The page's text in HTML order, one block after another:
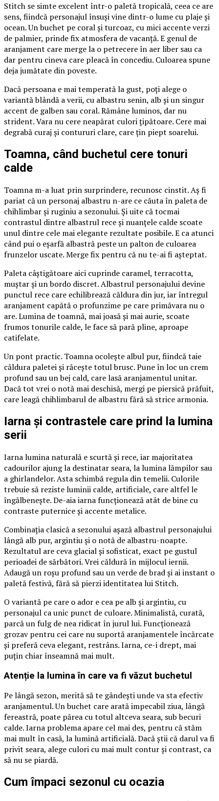
Stitch se simte excelent într-o paletă tropicală, ceea ce are
sens, fiindcă personajul însuși vine dintr-o lume cu plaje și
ocean. Un buchet pe coral și turcoaz, cu mici accente verzi
de palmier, prinde fix atmosfera de vacanță. E genul de
aranjament care merge la o petrecere în aer liber sau ca
dar pentru cineva care pleacă în concediu. Culoarea spune
deja jumătate din poveste.
Dacă persoana e mai temperată la gust, poți alege o
variantă blândă a verii, cu albastru senin, alb și un singur
accent de galben sau coral. Rămâne luminos, dar nu
strident. Vara nu cere neapărat culori țipătoare. Cere mai
degrabă curaj și contururi clare, care țin piept soarelui.
Toamna, când buchetul cere tonuri
calde
Toamna m-a luat prin surprindere, recunosc cinstit. Aș fi
pariat că un personaj albastru n-are ce căuta în paleta de
chihlimbar și ruginiu a sezonului. Și uite că tocmai
contrastul dintre albastrul rece și nuanțele calde scoate
unul dintre cele mai elegante rezultate posibile. E ca atunci
când pui o eșarfă albastră peste un palton de culoarea
frunzelor uscate. Merge fix pentru că nu te-ai fi așteptat.
Paleta câștigătoare aici cuprinde caramel, terracotta,
muștar și un bordo discret. Albastrul personajului devine
punctul rece care echilibrează căldura din jur, iar întregul
aranjament capătă o profunzime pe care primăvara nu o
are. Lumina de toamnă, mai joasă și mai aurie, scoate
frumos tonurile calde, le face să pară pline, aproape
catifelate.
Un pont practic. Toamna ocolește albul pur, fiindcă taie
căldura paletei și răcește totul brusc. Pune în loc un crem
profund sau un bej cald, care lasă aranjamentul unitar.
Dacă tot vrei o notă mai deschisă, mergi pe piersică prăfuit,
care leagă chihlimbarul de albastru fără să strice armonia.
Iarna și contrastele care prind la lumina
serii
Iarna lumina naturală e scurtă și rece, iar majoritatea
cadourilor ajung la destinatar seara, la lumina lămpilor sau
a ghirlandelor. Asta schimbă regula din temelii. Culorile
trebuie să reziste luminii calde, artificiale, care altfel le
îngălbenește. De-aia iarna funcționează atât de bine cu
contraste puternice și accente metalice.
Combinația clasică a sezonului așază albastrul personajului
lângă alb pur, argintiu și o notă de albastru-noapte.
Rezultatul are ceva glacial și sofisticat, exact pe gustul
perioadei de sărbători. Vrei căldură în mijlocul iernii.
Adaugă un roșu profund sau un verde de brad și ai instant o
paletă festivă, fără să pierzi identitatea lui Stitch.
O variantă pe care o ador e cea pe alb și argintiu, cu
personajul ca unic punct de culoare. Minimalistă, curată,
parcă un fulg de nea ridicat în jurul lui. Funcționează
grozav pentru cei care nu suportă aranjamentele încărcate
și preferă ceva elegant, restrâns. Iarna, ce-i drept, mai
puțin chiar înseamnă mai mult.
Atenție la lumina în care va fi văzut buchetul
Pe lângă sezon, merită să te gândești unde va sta efectiv
aranjamentul. Un buchet care arată impecabil ziua, lângă
fereastră, poate părea cu totul altceva seara, sub becuri
calde. Iarna problema apare cel mai des, pentru că stăm
mai mult în casă, la lumină artificială. Dacă știi că darul va fi
privit seara, alege culori cu mai mult contur și contrast, ca
să nu se piardă.
Cum împaci sezonul cu ocazia